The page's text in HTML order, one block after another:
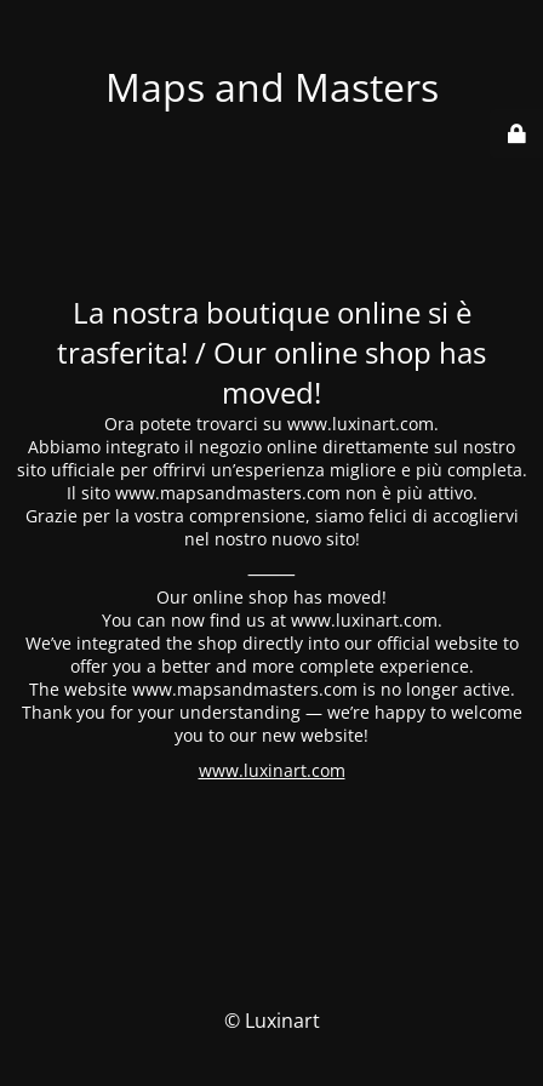
Maps and Masters
La nostra boutique online si è
trasferita! / Our online shop has
moved!
Ora potete trovarci su www.luxinart.com.
Abbiamo integrato il negozio online direttamente sul nostro
sito ufficiale per offrirvi un’esperienza migliore e più completa.
Il sito www.mapsandmasters.com non è più attivo.
Grazie per la vostra comprensione, siamo felici di accogliervi
nel nostro nuovo sito!
⸻
Our online shop has moved!
You can now find us at www.luxinart.com.
We’ve integrated the shop directly into our official website to
offer you a better and more complete experience.
The website www.mapsandmasters.com is no longer active.
Thank you for your understanding — we’re happy to welcome
you to our new website!
www.luxinart.com
© Luxinart